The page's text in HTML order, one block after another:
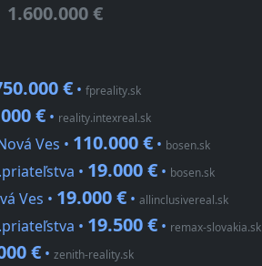
1.600.000 €
€ • fpreality.sk
€ • reality.intexreal.sk
Ves • 110.000 € • bosen.sk
• 19.000 € • bosen.sk
Ves • 19.000 € • allinclusivereal.sk
• 19.500 € • remax-slovakia.sk
€ • zenith-reality.sk